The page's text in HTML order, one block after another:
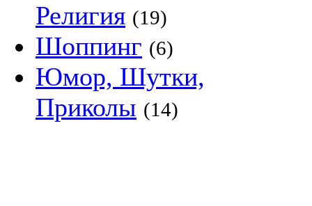
Религия (19)
Шоппинг (6)
Юмор, Шутки,
Приколы (14)